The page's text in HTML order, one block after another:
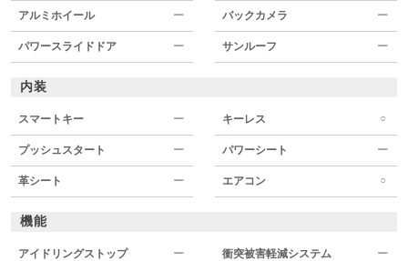
アルミホイール ー バックカメラ ー
パワースライドドア ー サンルーフ ー
内装
スマートキー ー キーレス ○
プッシュスタート ー パワーシート ー
革シート ー エアコン ○
機能
アイドリングストップ ー 衝突被害軽減システム ー